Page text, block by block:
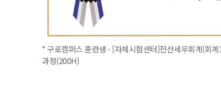
* 구로캠퍼스 훈련생 - [자체시험센터]전산세무회계(회
과정(200H)